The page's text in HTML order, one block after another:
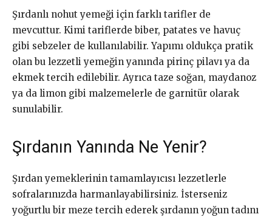
Şırdanlı nohut yemeği için farklı tarifler de
mevcuttur. Kimi tariflerde biber, patates ve havuç
gibi sebzeler de kullanılabilir. Yapımı oldukça pratik
olan bu lezzetli yemeğin yanında pirinç pilavı ya da
ekmek tercih edilebilir. Ayrıca taze soğan, maydanoz
ya da limon gibi malzemelerle de garnitür olarak
sunulabilir.
Şırdanın Yanında Ne Yenir?
Şırdan yemeklerinin tamamlayıcısı lezzetlerle
sofralarınızda harmanlayabilirsiniz. İsterseniz
yoğurtlu bir meze tercih ederek şırdanın yoğun tadını